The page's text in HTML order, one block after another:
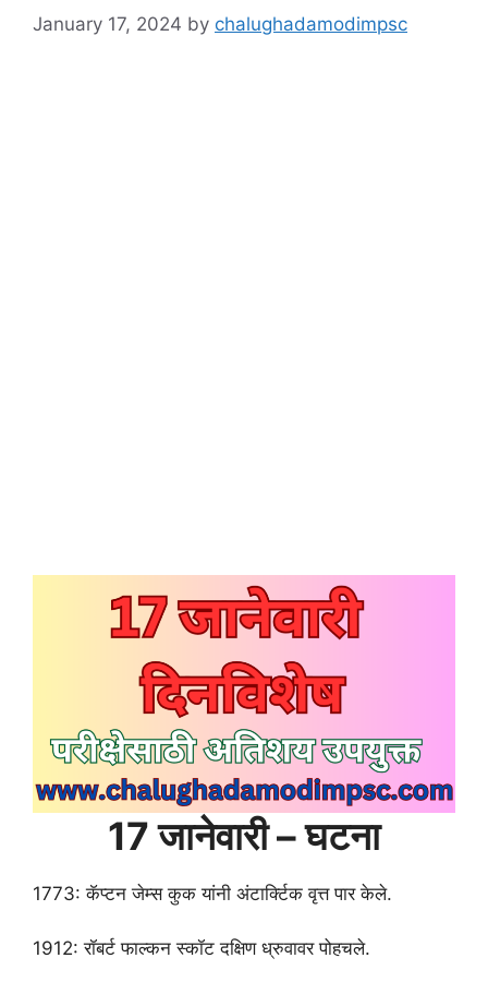
January 17, 2024 by chalughadamodimpsc
17 जानेवारी – घटना
1773: कॅप्टन जेम्स कुक यांनी अंटार्क्टिक वृत्त पार केले.
1912: रॉबर्ट फाल्कन स्कॉट दक्षिण ध्रुवावर पोहचले.